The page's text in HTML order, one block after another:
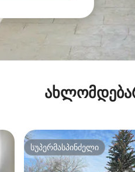
სუპერმასპინძელი
სუპერმასპინძელი